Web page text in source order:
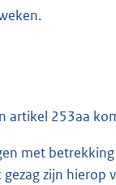
artikel 253aa
met
zijn hierop